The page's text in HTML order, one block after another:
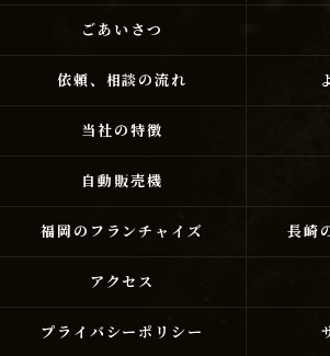
ごあいさつ
依頼、相談の流れ
当社の特徴
自動販売機
福岡のフランチャイズ 長崎
アクセス
プライバシーポリシー